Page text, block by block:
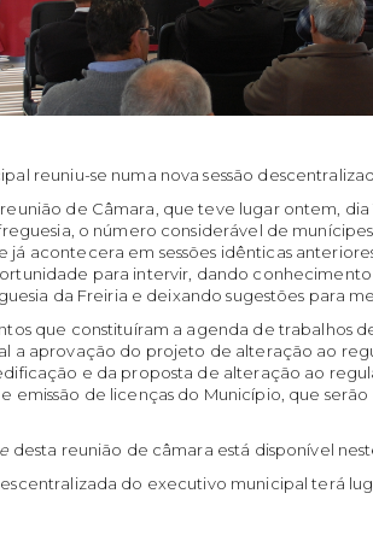
reuniu-se numa nova sessão
de Câmara, que teve lugar ontem, dia
o número considerável de munícipes
já acontecera em sessões idênticas
para intervir, dando
da Freiria e deixando sugestões para
que constituíram a agenda de trabalhos
a aprovação do projeto de alteração ao
e da proposta de alteração ao
emissão de licenças do Município, que
desta reunião de câmara está disponível
do executivo municipal terá